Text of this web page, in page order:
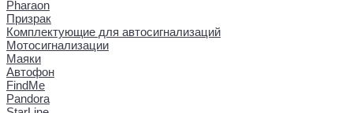
Pharaon
Призрак
Комплектующие для автосигнализаций
Мотосигнализации
Маяки
Автофон
FindMe
Pandora